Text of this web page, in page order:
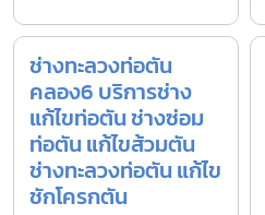
ช่างทะลวงท่อตัน
คลอง6 บริการช่าง
แก้ไขท่อตัน ช่างซ่อม
ท่อตัน แก้ไขส้วมตัน
ช่างทะลวงท่อตัน แก้ไข
ชักโครกตัน